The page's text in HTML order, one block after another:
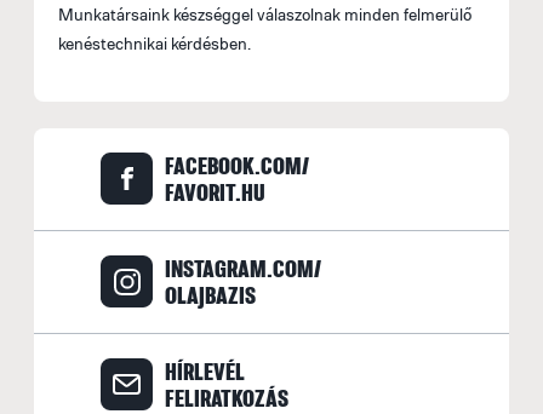
Munkatársaink készséggel válaszolnak minden felmerülő
kenéstechnikai kérdésben.
FACEBOOK.COM/
FAVORIT.HU
INSTAGRAM.COM/
OLAJBAZIS
HÍRLEVÉL
FELIRATKOZÁS